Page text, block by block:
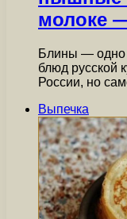
молоке
Блины — одно
блюд русской
России, но
Выпечка